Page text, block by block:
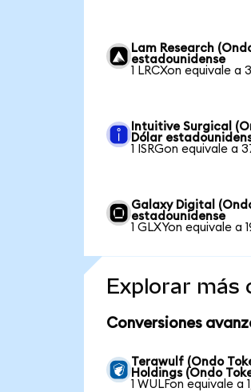
Lam Research
estadounidense
1 LRCXon equivale a
Intuitive Surgical
Dólar
1 ISRGon equivale a
Galaxy Digital
estadounidense
1 GLXYon equivale a
Explorar más
Conversiones
Terawulf (Ondo
Holdings (Ondo
1 WULFon equivale a